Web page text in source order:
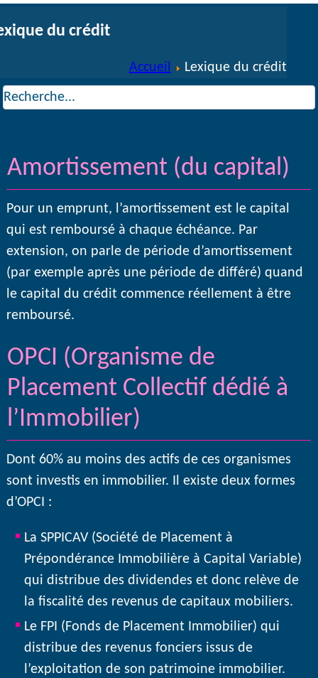
du crédit
Accueil Lexique du crédit
Amortissement (du capital)
Pour un emprunt, l’amortissement est le capital
qui est remboursé à chaque échéance. Par
extension, on parle de période d’amortissement
(par exemple après une période de différé) quand
le capital du crédit commence réellement à être
remboursé.
OPCI (Organisme de
Placement Collectif dédié à
l’Immobilier)
Dont 60% au moins des actifs de ces organismes
sont investis en immobilier. Il existe deux formes
d’OPCI :
La SPPICAV (Société de Placement à
Prépondérance Immobilière à Capital Variable)
qui distribue des dividendes et donc relève de
la fiscalité des revenus de capitaux mobiliers.
Le FPI (Fonds de Placement Immobilier) qui
distribue des revenus fonciers issus de
l’exploitation de son patrimoine immobilier.